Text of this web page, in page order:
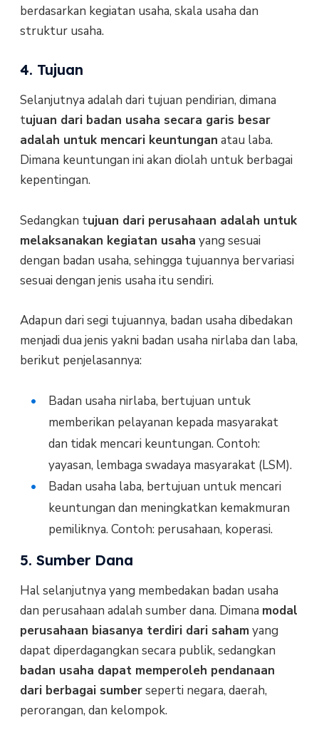
berdasarkan kegiatan usaha, skala usaha dan
struktur usaha.
4. Tujuan
Selanjutnya adalah dari tujuan pendirian, dimana
tujuan dari badan usaha secara garis besar
adalah untuk mencari keuntungan atau laba.
Dimana keuntungan ini akan diolah untuk berbagai
kepentingan.
Sedangkan tujuan dari perusahaan adalah untuk
melaksanakan kegiatan usaha yang sesuai
dengan badan usaha, sehingga tujuannya bervariasi
sesuai dengan jenis usaha itu sendiri.
Adapun dari segi tujuannya, badan usaha dibedakan
menjadi dua jenis yakni badan usaha nirlaba dan laba,
berikut penjelasannya:
Badan usaha nirlaba, bertujuan untuk
memberikan pelayanan kepada masyarakat
dan tidak mencari keuntungan. Contoh:
yayasan, lembaga swadaya masyarakat (LSM).
Badan usaha laba, bertujuan untuk mencari
keuntungan dan meningkatkan kemakmuran
pemiliknya. Contoh: perusahaan, koperasi.
5. Sumber Dana
Hal selanjutnya yang membedakan badan usaha
dan perusahaan adalah sumber dana. Dimana modal
perusahaan biasanya terdiri dari sahamyang
dapat diperdagangkan secara publik, sedangkan
badan usaha dapat memperoleh pendanaan
dari berbagai sumberseperti negara, daerah,
perorangan, dan kelompok.